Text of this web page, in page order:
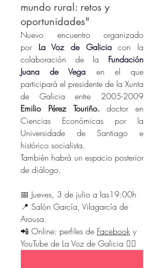
mundo rural: retos y
oportunidades"
Nuevo encuentro organizado
por La Voz de Galicia con la
colaboración de la Fundación
Juana de Vega
en el que
participará el presidente de la Xunta
Emilio Pérez Touriño.
doctor en
Ciencias Económicas por la
Universidade de Santiago e
histórico socialista.
También habrá un espacio posterior
de diálogo.
📅 Jueves, 3 de julio a las19:00h
📍 Salón García, Vilagarcía de
Arousa.
📲 Online: perfiles de Facebook y
YouTube de La Voz de Galicia 👇🏻